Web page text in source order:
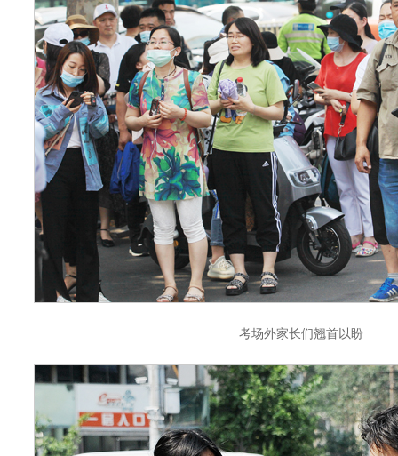
考场外家长们翘首以盼